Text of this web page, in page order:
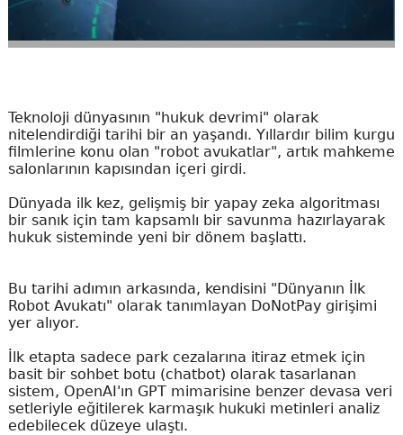
Teknoloji dünyasının "hukuk devrimi" olarak
nitelendirdiği tarihi bir an yaşandı. Yıllardır bilim kurgu
filmlerine konu olan "robot avukatlar", artık mahkeme
salonlarının kapısından içeri girdi.
Dünyada ilk kez, gelişmiş bir yapay zeka algoritması
bir sanık için tam kapsamlı bir savunma hazırlayarak
hukuk sisteminde yeni bir dönem başlattı.
Bu tarihi adımın arkasında, kendisini "Dünyanın İlk
Robot Avukatı" olarak tanımlayan DoNotPay girişimi
yer alıyor.
İlk etapta sadece park cezalarına itiraz etmek için
basit bir sohbet botu (chatbot) olarak tasarlanan
sistem, OpenAI'ın GPT mimarisine benzer devasa veri
setleriyle eğitilerek karmaşık hukuki metinleri analiz
edebilecek düzeye ulaştı.